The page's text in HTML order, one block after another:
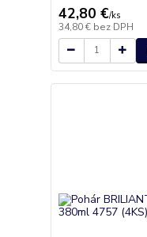
42,80 €/ks
34,80 € bez DPH